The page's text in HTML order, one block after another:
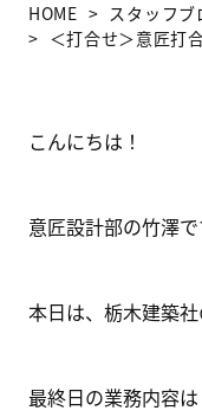
HOME
スタッフブ
＜打合せ＞意匠打
こんにちは！
意匠設計部の竹澤で
本日は、栃木建築
最終日の業務内容